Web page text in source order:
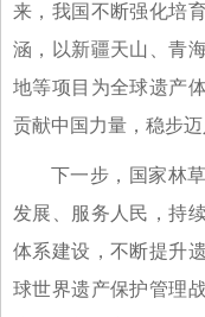
来，我国不断强化培
涵，以新疆天山、青
地等项目为全球遗产
贡献中国力量，稳步
下一步，国家林
发展、服务人民，持
体系建设，不断提升
球世界遗产保护管理